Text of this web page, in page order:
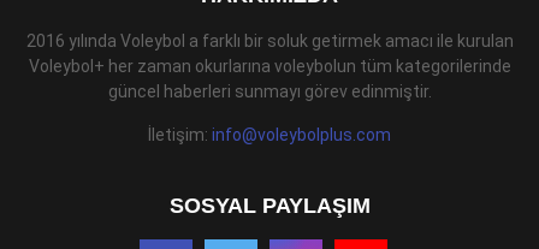
2016 yılında Voleybol a farklı bir soluk getirmek amacı ile kurulan
Voleybol+ her zaman okurlarına voleybolun tüm kategorilerinde
güncel haberleri sunmayı görev edinmiştir.
İletişim: info@voleybolplus.com
SOSYAL PAYLAŞIM